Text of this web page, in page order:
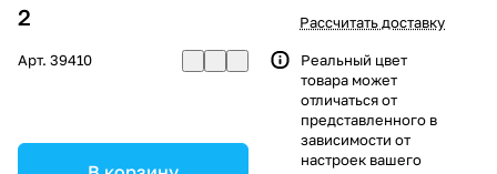
2
Арт. 39410
Рассчитать доставку
Реальный цвет
товара может
отличаться от
представленного в
зависимости от
настроек вашего